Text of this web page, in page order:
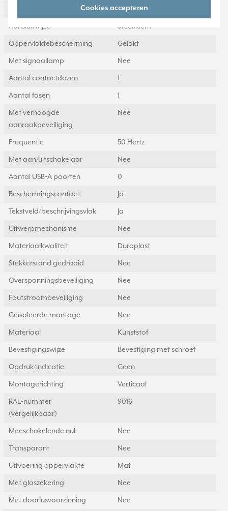
Cookies accepteren
Nee
Aansluitwijze Steekklem
Oppervlaktebescherming Gelakt
Met signaallamp Nee
Aantal contactdozen 1
Aantal fasen 1
Met verhoogde
aanraakbeveiliging
Nee
Frequentie 50 Hertz
Met aan/uitschakelaar Nee
Aantal USB-A poorten 0
Beschermingscontact Ja
Tekstveld/beschrijvingsvlak Ja
Uitwerpmechanisme Nee
Materiaalkwaliteit Duroplast
Stekkerstand gedraaid Nee
Overspanningsbeveiliging Nee
Foutstroombeveiliging Nee
Geïsoleerde montage Nee
Materiaal Kunststof
Bevestigingswijze Bevestiging met schroef
Opdruk/indicatie Geen
Montagerichting Verticaal
RAL-nummer
(vergelijkbaar)
9016
Meeschakelende nul Nee
Transparant Nee
Uitvoering oppervlakte Mat
Met glaszekering Nee
Met doorlusvoorziening Nee